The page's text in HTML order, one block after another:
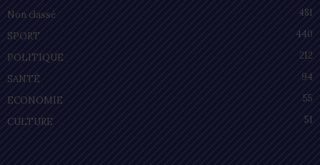
Non classé
481
SPORT
440
POLITIQUE
212
SANTÉ
94
ECONOMIE
55
CULTURE
51